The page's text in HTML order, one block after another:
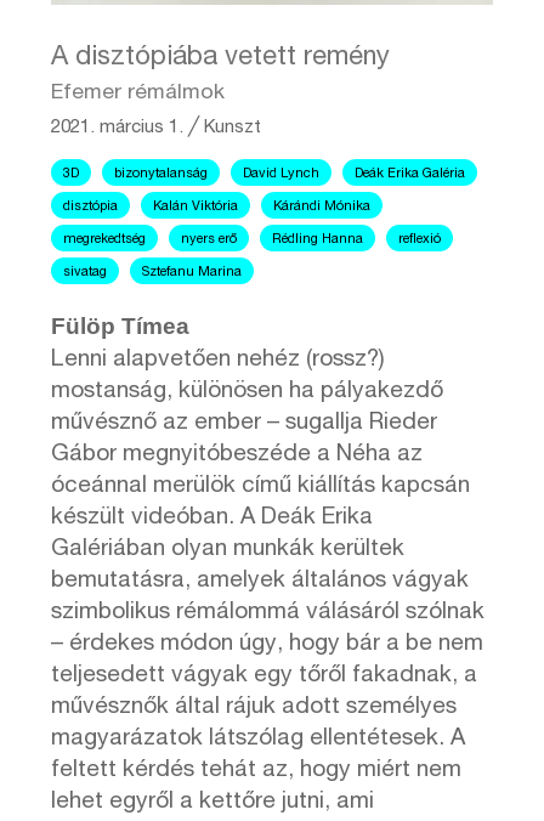
A disztópiába vetett remény
Efemer rémálmok
2021. március 1. ╱Kunszt
3D bizonytalanság David Lynch Deák Erika Galéria
disztópia Kalán Viktória Kárándi Mónika
megrekedtség nyers erő Rédling Hanna reflexió
sivatag Sztefanu Marina
Fülöp Tímea
Lenni alapvetően nehéz (rossz?)
mostanság, különösen ha pályakezdő
művésznő az ember – sugallja Rieder
Gábor megnyitóbeszéde a Néha az
óceánnal merülök című kiállítás kapcsán
készült videóban. A Deák Erika
Galériában olyan munkák kerültek
bemutatásra, amelyek általános vágyak
szimbolikus rémálommá válásáról szólnak
– érdekes módon úgy, hogy bár a be nem
teljesedett vágyak egy tőről fakadnak, a
művésznők által rájuk adott személyes
magyarázatok látszólag ellentétesek. A
feltett kérdés tehát az, hogy miért nem
lehet egyről a kettőre jutni, ami